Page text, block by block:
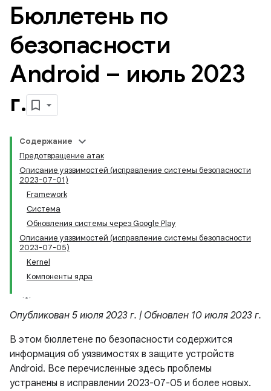
Бюллетень по
безопасности
Android – июль 2023
г.
Содержание
Предотвращение атак
Описание уязвимостей (исправление системы безопасности
2023-07-01)
Framework
Система
Обновления системы через Google Play
Описание уязвимостей (исправление системы безопасности
2023-07-05)
Kernel
Компоненты ядра
Опубликован 5 июля 2023 г. | Обновлен 10 июля 2023 г.
В этом бюллетене по безопасности содержится
информация об уязвимостях в защите устройств
Android. Все перечисленные здесь проблемы
устранены в исправлении 2023-07-05 и более новых.